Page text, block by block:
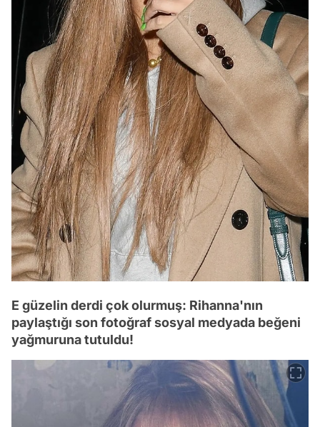
E güzelin derdi çok olurmuş: Rihanna'nın
paylaştığı son fotoğraf sosyal medyada beğeni
yağmuruna tutuldu!